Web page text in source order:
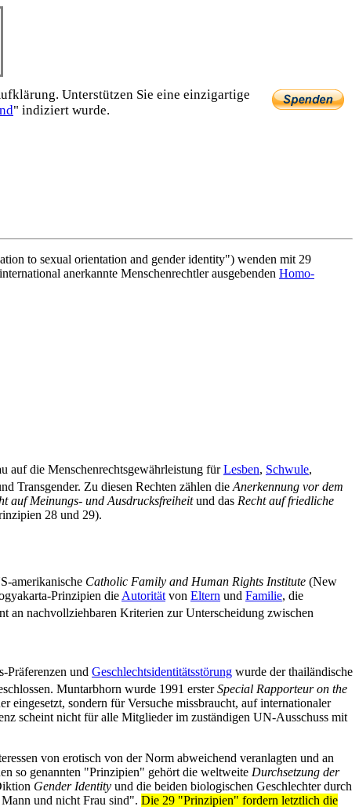
Unterstützen Sie eine einzig­artige
" indiziert wurde.
to sexual orientation and gender identity") wenden mit 29
anerkannte Menschen­rechtler ausgebenden Homo-
auf die Menschen­rechts­gewähr­leistung fürLesben, Schwule,
Transgender. Zu diesen Rechten zählen dieAn­erkennung vor dem
auf Meinungs- und Ausdrucks­freiheitund das Recht auf friedliche
28 und 29).
amerikanische Catholic Family and Human Rights Institute (New
Prinzipien die Autorität von Eltern und Familie, die
an nach­voll­zieh­baren Kriterien zur Unterscheidung zwischen
Präferenzen und Geschlechtsidentitätsstörung wurde der thailändische
Muntarbhorn wurde 1991 ersterSpecial Rapporteur on the
sondern für Versuche missbraucht, auf internationaler
scheint nicht für alle Mitglieder im zuständigen UN-Ausschuss mit
von erotisch von der Norm abweichend veranlagten und an
so genannten "Prinzipien" gehört die weltweite Durch­setzung der
Gender Identity und die beiden biologischen Geschlechter durch
und nicht Frau sind". Die 29 "Prinzipien" fordern letztlich die